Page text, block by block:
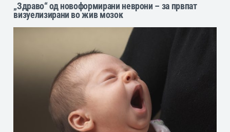
„Здраво“ од новоформирани неврони – за првпат
визуелизирани во жив мозок